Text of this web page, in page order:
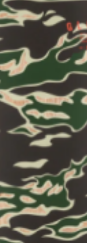
FESN laboratory
ACE TRUCKS TENSOR
GRIND KING